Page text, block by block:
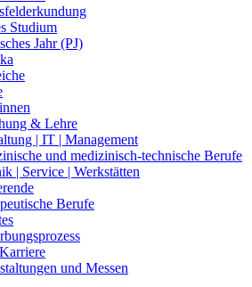
Studium
Jahr (PJ)
& Lehre
| IT | Management
und medizinisch-technische Berufe
| Service | Werkstätten
Berufe
und Messen